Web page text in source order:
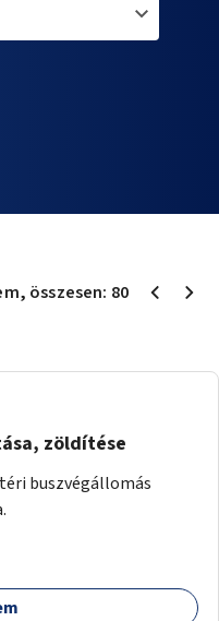
, összesen: 80
zöldítése
buszvégállomás